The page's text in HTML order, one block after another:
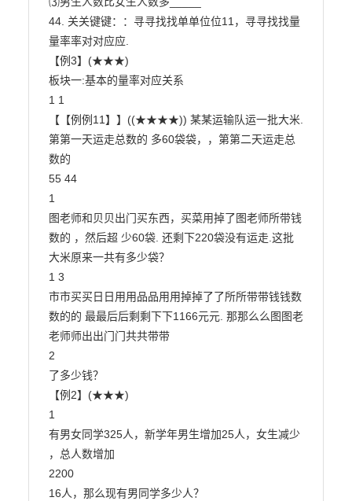
44. 关关键键：：寻寻找找单单位位11，寻寻找找量
量率率对对应应.
【例3】(★★★)
板块一:基本的量率对应关系
1 1
【【例例11】】((★★★★)) 某某运输队运一批大米.
第第一天运走总数的 多60袋袋，，第第二天运走总
数的
55 44
1
图老师和贝贝出门买东西，买菜用掉了图老师所带钱
数的 ，然后超 少60袋. 还剩下220袋没有运走.这批
大米原来一共有多少袋？
1 3
市市买买日日用用品品用用掉掉了了所所带带钱钱数
数的的 最最后后剩剩下下1166元元. 那那么么图图老
老师师出出门门共共带带
2
了多少钱？
【例2】(★★★)
1
有男女同学325人，新学年男生增加25人，女生减少
，总人数增加
2200
16人，那么现有男同学多少人？